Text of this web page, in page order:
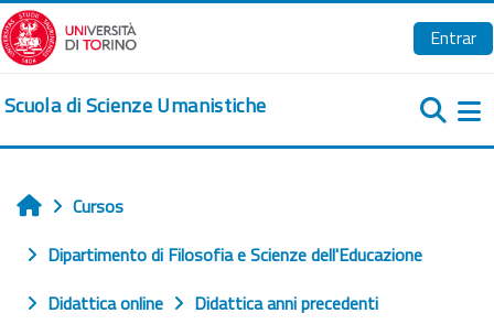
Salta al contenido principal
Entrar
Scuola di Scienze Umanistiche
Inicio
Cursos
Dipartimento di Filosofia e Scienze dell'Educazione
Didattica online
Didattica anni precedenti